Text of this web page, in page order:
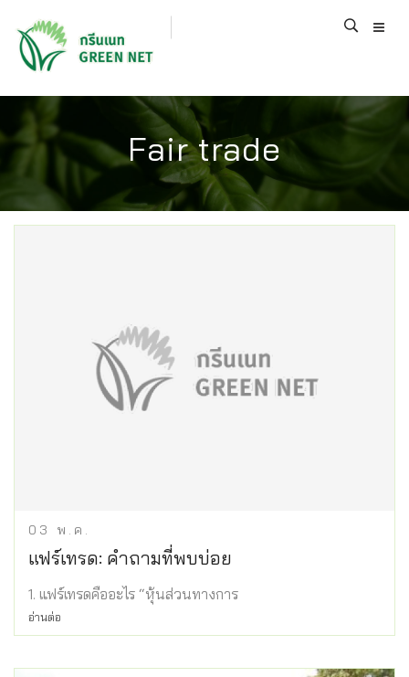
Fair trade
03 พ.ค.
แฟร์เทรด: คำถามที่พบบ่อย
1. แฟร์เทรดคืออะไร “หุ้นส่วนทางการ
อ่านต่อ